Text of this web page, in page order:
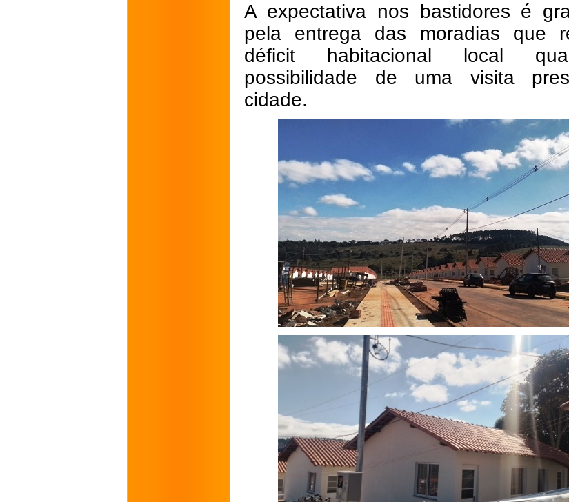
A expectativa nos bastidores é
pela entrega das moradias que
déficit habitacional local
possibilidade de uma visita
cidade.